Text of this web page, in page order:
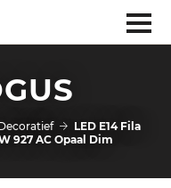
LED E14 Fila
927 AC Opaal Dim